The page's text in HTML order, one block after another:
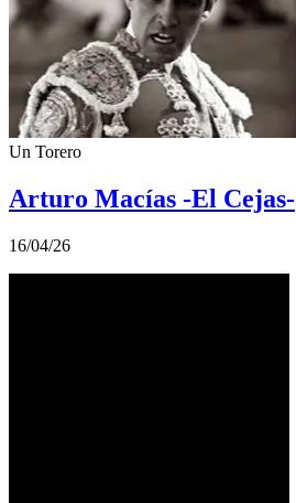
Un Torero
Arturo Macías -El Cejas-
16/04/26